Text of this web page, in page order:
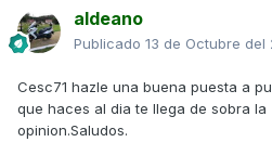
aldeano
Publicado 13 de Octubre del
Cesc71 hazle una buena puesta a
que haces al dia te llega de sobra
opinion.Saludos.